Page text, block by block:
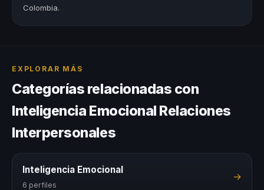
Colombia.
EXPLORAR MÁS
Categorías relacionadas con
Inteligencia Emocional Relaciones
Interpersonales
Inteligencia Emocional
6 perfiles
→